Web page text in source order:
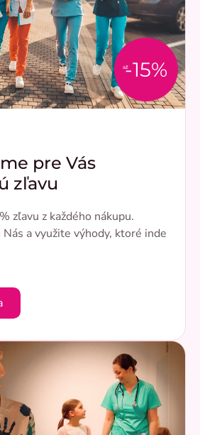
až-15%
pre Vás
zľavu
zľavu z každého nákupu.
a využite výhody, ktoré inde